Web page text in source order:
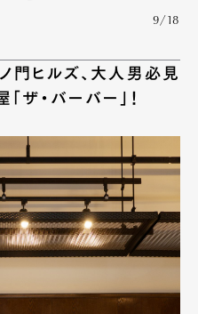
9/18
門ヒルズ、大人男必見
ザ・バーバー」！